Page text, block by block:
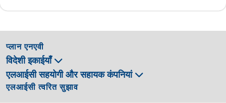
प्लान एनएवी
विदेशी इकाईयाँ
एलआईसी सहयोगी और सहायक कंपनियां
एलआईसी त्वरित सुझाव